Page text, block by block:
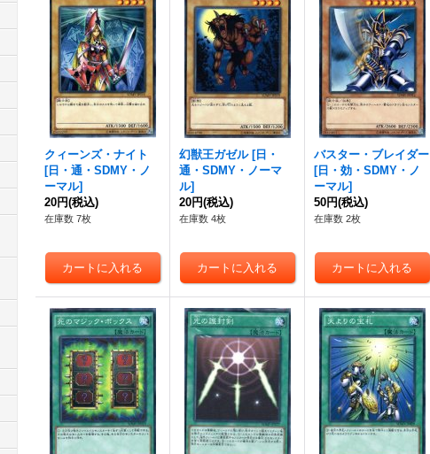
クィーンズ・ナイト
[日・通・SDMY・ノ
ーマル]
20円(税込)
在庫数 7枚
幻獣王ガゼル [日・
通・SDMY・ノーマ
ル]
20円(税込)
在庫数 4枚
バスター・ブレイダー
[日・効・SDMY・ノ
ーマル]
50円(税込)
在庫数 2枚